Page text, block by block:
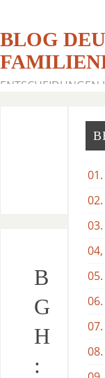
BLOG
ENTSCHEIDUNGEN
B
G
H
: